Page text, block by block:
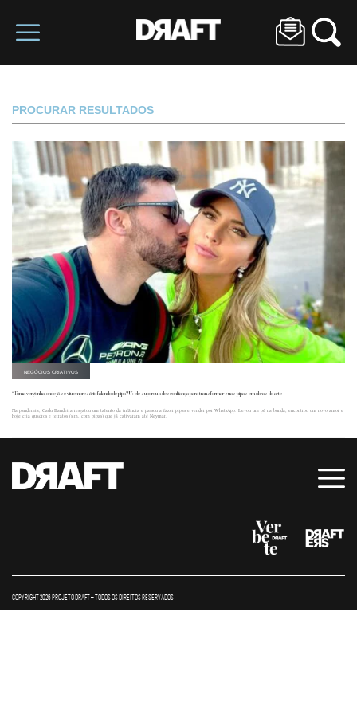
PROCURAR RESULTADOS
NEGÓCIOS CRIATIVOS
“Toma vergonha, onde já se viu empresário falando de pipa?!”: ele superou a desconfiança para transformar suas pipas em obras de arte
Na pandemia, Cadu Bandeira resgatou um talento da infância e passou a fazer pipas e vender por WhatsApp. Levou um pé na bunda, encontrou um novo amor e
hoje cria quadros e retratos (sim, com pipas) que já cativaram até Neymar.
COPYRIGHT 2026 PROJETO DRAFT – TODOS OS DIREITOS RESERVADOS